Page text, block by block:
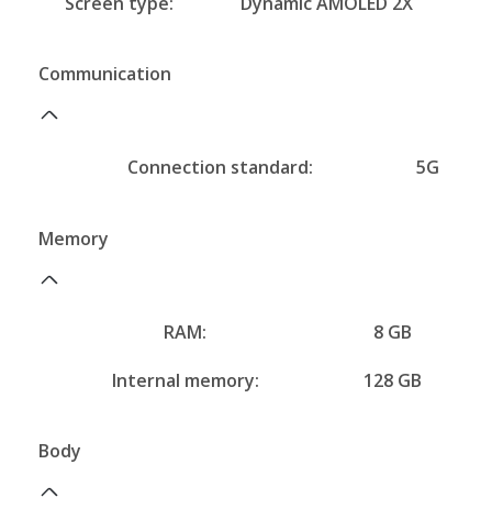
Communication
Connection standard: 5G
Memory
RAM:
8 GB
Internal memory:
128 GB
Body